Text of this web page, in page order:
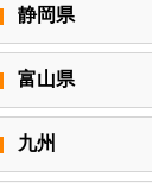
静岡県
富山県
九州